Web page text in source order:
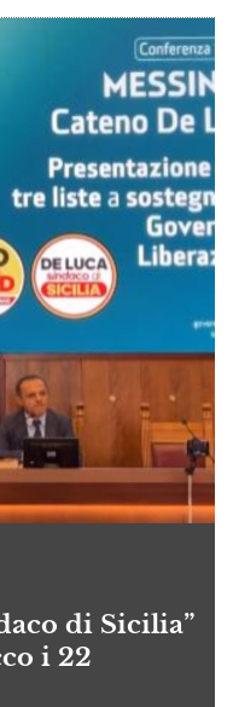
di Sicilia”
i 22